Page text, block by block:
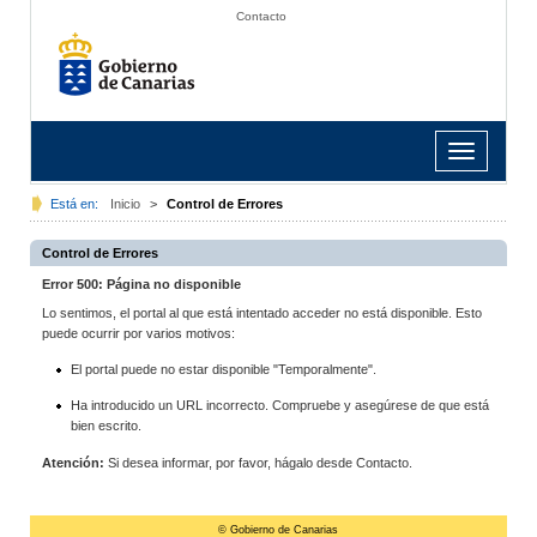
Contacto
Toggle
navigation
Está en: Inicio > Control de Errores
Control de Errores
Error 500: Página no disponible
Lo sentimos, el portal al que está intentado acceder no está disponible. Esto
puede ocurrir por varios motivos:
El portal puede no estar disponible "Temporalmente".
Ha introducido un URL incorrecto. Compruebe y asegúrese de que está
bien escrito.
Atención: Si desea informar, por favor, hágalo desde Contacto.
© Gobierno de Canarias